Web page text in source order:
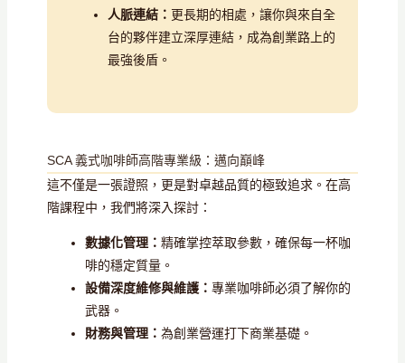
人脈連結： 更長期的相處，讓你與來自全
台的夥伴建立深厚連結，成為創業路上的
最強後盾。
SCA 義式咖啡師高階專業級：邁向巔峰
這不僅是一張證照，更是對卓越品質的極致追求。在高
階課程中，我們將深入探討：
數據化管理： 精確掌控萃取參數，確保每一杯咖
啡的穩定質量。
設備深度維修與維護： 專業咖啡師必須了解你的
武器。
財務與管理： 為創業營運打下商業基礎。